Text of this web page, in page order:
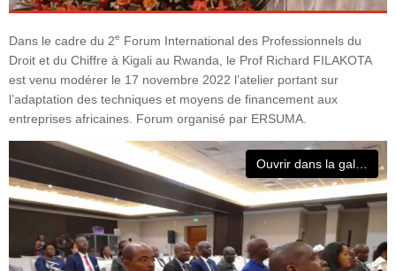
Dans le cadre du 2e Forum International des Professionnels du
Droit et du Chiffre à Kigali au Rwanda, le Prof Richard FILAKOTA
est venu modérer le 17 novembre 2022 l’atelier portant sur
l’adaptation des techniques et moyens de financement aux
entreprises africaines. Forum organisé par ERSUMA.